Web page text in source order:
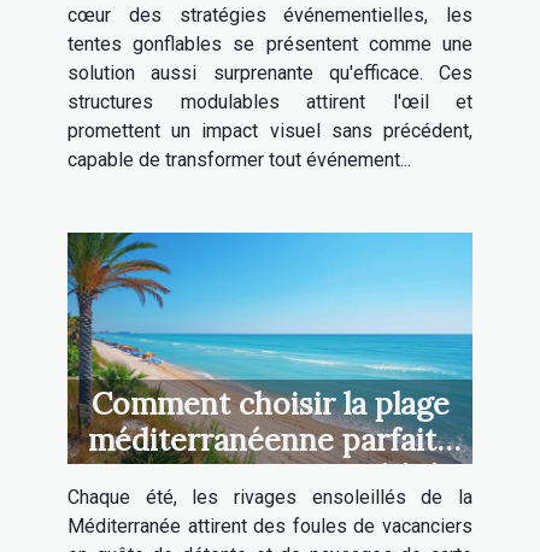
cœur des stratégies événementielles, les
tentes gonflables se présentent comme une
solution aussi surprenante qu'efficace. Ces
structures modulables attirent l'œil et
promettent un impact visuel sans précédent,
capable de transformer tout événement...
Comment choisir la plage
méditerranéenne parfaite
pour vos vacances d'été
Chaque été, les rivages ensoleillés de la
Méditerranée attirent des foules de vacanciers